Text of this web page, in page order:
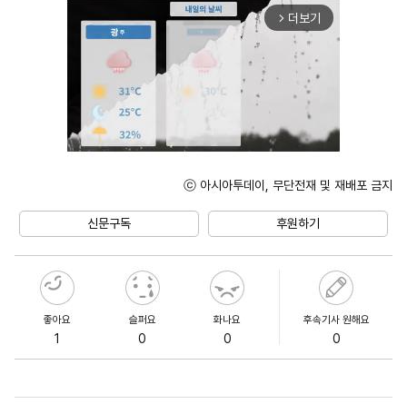
arrow_forward_ios 더보기
ⓒ 아시아투데이, 무단전재 및 재배포 금지
신문구독 후원하기
좋아요
1
슬퍼요
0
화나요
0
후속기사 원해요
0